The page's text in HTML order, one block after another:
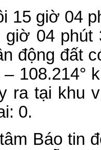
15 giờ 04
04 phút
động đất
108.214°
ra tại khu
0.
Báo tin